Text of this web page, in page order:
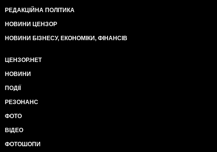
РЕДАКЦІЙНА ПОЛІТИКА
НОВИНИ ЦЕНЗОР
НОВИНИ БІЗНЕСУ, ЕКОНОМІКИ, ФІНАНСІВ
ЦЕНЗОР.НЕТ
НОВИНИ
ПОДІЇ
РЕЗОНАНС
ФОТО
ВІДЕО
ФОТОШОПИ